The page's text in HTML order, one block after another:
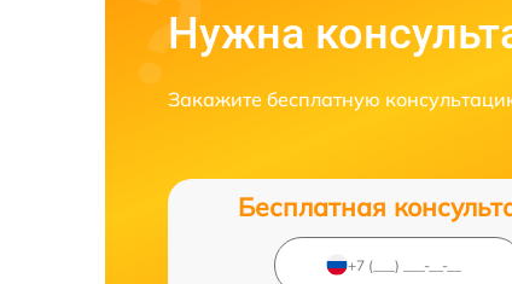
Нужна
Закажите бесплатную
Бесплатная